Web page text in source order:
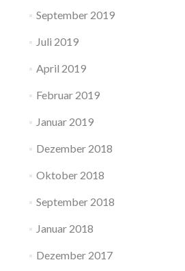
September 2019
Juli 2019
April 2019
Februar 2019
Januar 2019
Dezember 2018
Oktober 2018
September 2018
Januar 2018
Dezember 2017